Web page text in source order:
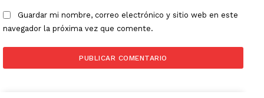
Guardar mi nombre, correo electrónico y sitio web en este
navegador la próxima vez que comente.